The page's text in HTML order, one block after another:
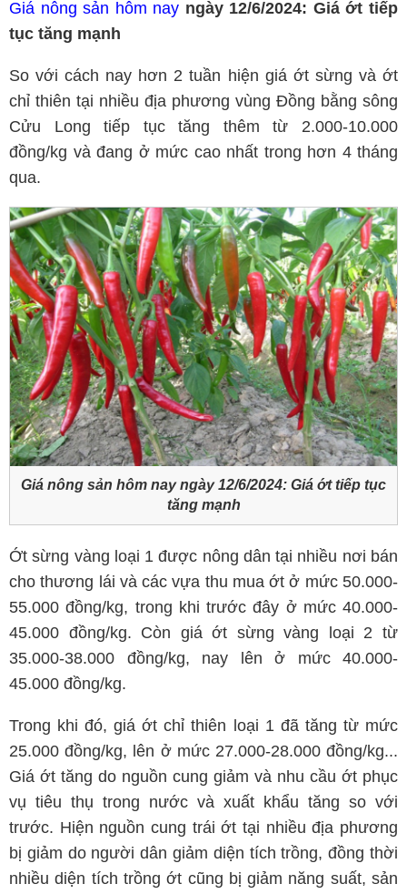
Giá nông sản hôm nay ngày 12/6/2024: Giá ớt tiếp
tục tăng mạnh
So với cách nay hơn 2 tuần hiện giá ớt sừng và ớt
chỉ thiên tại nhiều địa phương vùng Ðồng bằng sông
Cửu Long tiếp tục tăng thêm từ 2.000-10.000
đồng/kg và đang ở mức cao nhất trong hơn 4 tháng
qua.
Giá nông sản hôm nay ngày 12/6/2024: Giá ớt tiếp tục
tăng mạnh
Ớt sừng vàng loại 1 được nông dân tại nhiều nơi bán
cho thương lái và các vựa thu mua ớt ở mức 50.000-
55.000 đồng/kg, trong khi trước đây ở mức 40.000-
45.000 đồng/kg. Còn giá ớt sừng vàng loại 2 từ
35.000-38.000 đồng/kg, nay lên ở mức 40.000-
45.000 đồng/kg.
Trong khi đó, giá ớt chỉ thiên loại 1 đã tăng từ mức
25.000 đồng/kg, lên ở mức 27.000-28.000 đồng/kg...
Giá ớt tăng do nguồn cung giảm và nhu cầu ớt phục
vụ tiêu thụ trong nước và xuất khẩu tăng so với
trước. Hiện nguồn cung trái ớt tại nhiều địa phương
bị giảm do người dân giảm diện tích trồng, đồng thời
nhiều diện tích trồng ớt cũng bị giảm năng suất, sản